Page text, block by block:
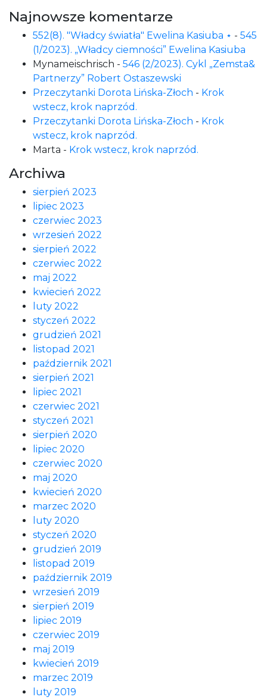
Najnowsze komentarze
552(8). "Władcy światła" Ewelina Kasiuba ⋆ - 545
(1/2023). „Władcy ciemności” Ewelina Kasiuba
Mynameischrisch - 546 (2/2023). Cykl „Zemsta&
Partnerzy” Robert Ostaszewski
Przeczytanki Dorota Lińska-Złoch - Krok
wstecz, krok naprzód.
Przeczytanki Dorota Lińska-Złoch - Krok
wstecz, krok naprzód.
Marta - Krok wstecz, krok naprzód.
Archiwa
sierpień 2023
lipiec 2023
czerwiec 2023
wrzesień 2022
sierpień 2022
czerwiec 2022
maj 2022
kwiecień 2022
luty 2022
styczeń 2022
grudzień 2021
listopad 2021
październik 2021
sierpień 2021
lipiec 2021
czerwiec 2021
styczeń 2021
sierpień 2020
lipiec 2020
czerwiec 2020
maj 2020
kwiecień 2020
marzec 2020
luty 2020
styczeń 2020
grudzień 2019
listopad 2019
październik 2019
wrzesień 2019
sierpień 2019
lipiec 2019
czerwiec 2019
maj 2019
kwiecień 2019
marzec 2019
luty 2019